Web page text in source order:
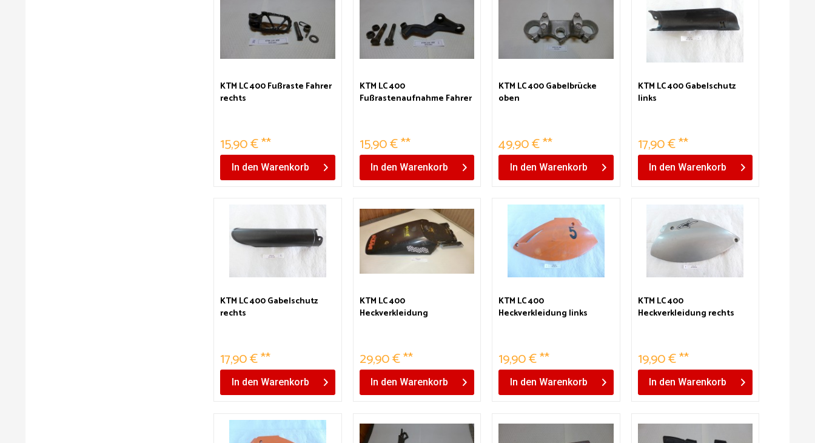
KTM LC 400 Fußraste Fahrer
rechts
15,90 € **
In den Warenkorb
KTM LC 400
Fußrastenaufnahme Fahrer
15,90 € **
In den Warenkorb
KTM LC 400 Gabelbrücke
oben
49,90 € **
In den Warenkorb
KTM LC 400 Gabelschutz
links
17,90 € **
In den Warenkorb
KTM LC 400 Gabelschutz
rechts
17,90 € **
In den Warenkorb
KTM LC 400
Heckverkleidung
29,90 € **
In den Warenkorb
KTM LC 400
Heckverkleidung links
19,90 € **
In den Warenkorb
KTM LC 400
Heckverkleidung rechts
19,90 € **
In den Warenkorb